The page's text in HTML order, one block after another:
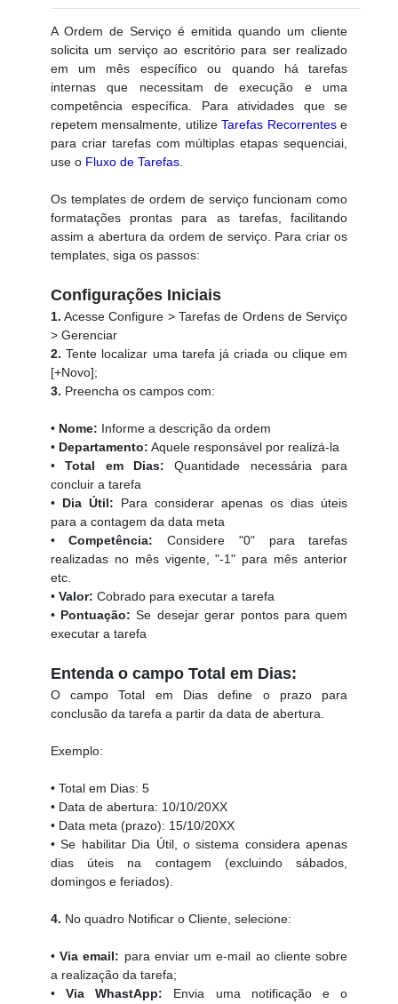
A Ordem de Serviço é emitida quando um cliente
solicita um serviço ao escritório para ser realizado
em um mês específico ou quando há tarefas
internas que necessitam de execução e uma
competência específica. Para atividades que se
repetem mensalmente, utilizeTarefas Recorrentese
para criar tarefas com múltiplas etapas sequenciai,
use o Fluxo de Tarefas.
Os templates de ordem de serviço funcionam como
formatações prontas para as tarefas, facilitando
assim a abertura da ordem de serviço. Para criar os
templates, siga os passos:
Configurações Iniciais
1. Acesse Configure > Tarefas de Ordens de Serviço
> Gerenciar
2. Tente localizar uma tarefa já criada ou clique em
[+Novo];
3. Preencha os campos com:
• Nome: Informe a descrição da ordem
• Departamento: Aquele responsável por realizá-la
•Total em Dias: Quantidade necessária para
concluir a tarefa
• Dia Útil: Para considerar apenas os dias úteis
para a contagem da data meta
•Competência: Considere "0" para tarefas
realizadas no mês vigente, "-1" para mês anterior
etc.
• Valor: Cobrado para executar a tarefa
• Pontuação: Se desejar gerar pontos para quem
executar a tarefa
Entenda o campo Total em Dias:
O campo Total em Dias define o prazo para
conclusão da tarefa a partir da data de abertura.
Exemplo:
• Total em Dias: 5
• Data de abertura: 10/10/20XX
• Data meta (prazo): 15/10/20XX
• Se habilitar Dia Útil, o sistema considera apenas
dias úteis na contagem (excluindo sábados,
domingos e feriados).
4. No quadro Notificar o Cliente, selecione:
•Via email: para enviar um e-mail ao cliente sobre
a realização da tarefa;
• Via WhastApp: Envia uma notificação e o